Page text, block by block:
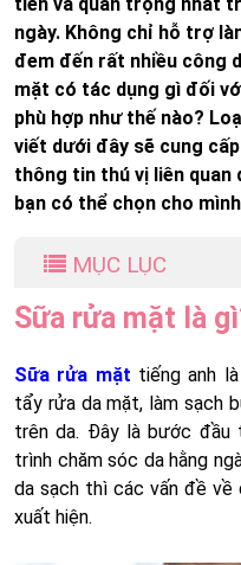
ngày. Không chỉ hỗ trợ
đem đến rất nhiều công
mặt có tác dụng gì đối
phù hợp như thế nào?
viết dưới đây sẽ cung
thông tin thú vị liên
bạn có thể chọn cho
MỤC LỤC
Sữa rửa mặt là
Sữa rửa mặt tiếng anh
tẩy rửa da mặt, làm sạch
trên da. Đây là bước đầu
trình chăm sóc da hằng
da sạch thì các vấn đề về
xuất hiện.